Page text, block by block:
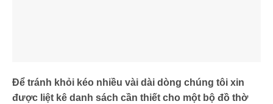
Để tránh khỏi kéo nhiều vài dài dòng chúng tôi xin
được liệt kê danh sách cần thiết cho một bộ đồ thờ